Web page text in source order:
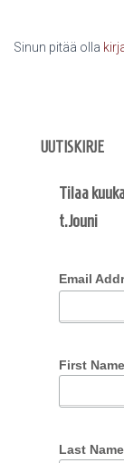
Sinun pitää olla
UUTISKIRJE
Tilaa
t.Jouni
Email
First Name
Last Name